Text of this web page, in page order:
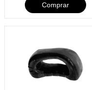
Comprar